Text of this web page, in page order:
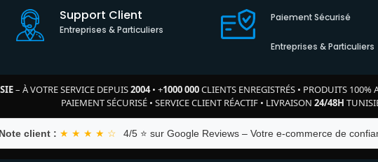
Support Client
Entreprises & Particuliers
Paiement Sécurisé
Entreprises & Particuliers
– À VOTRE SERVICE DEPUIS2004• +1000 000CLIENTS ENREGISTRÉS• PRODUITS 100%
PAIEMENT SÉCURISÉ • SERVICE CLIENT RÉACTIF • LIVRAISON 24/48H
Note client : ★ ★ ★ ★ ☆ 4/5 ⭐ sur Google Reviews – Votre e-commerce de